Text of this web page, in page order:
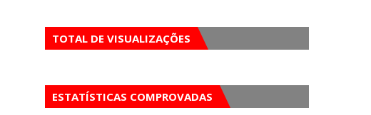
TOTAL DE VISUALIZAÇÕES
ESTATÍSTICAS COMPROVADAS